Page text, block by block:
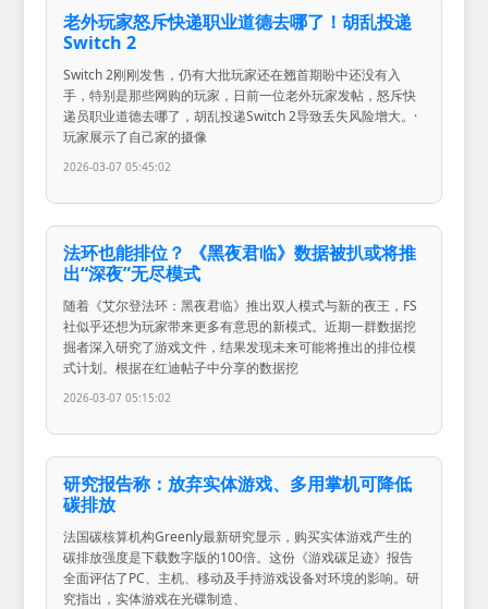
老外玩家怒斥快递职业道德去哪了！胡乱投递
Switch 2
Switch 2刚刚发售，仍有大批玩家还在翘首期盼中还没有入
手，特别是那些网购的玩家，日前一位老外玩家发帖，怒斥快
递员职业道德去哪了，胡乱投递Switch 2导致丢失风险增大。·
玩家展示了自己家的摄像
2026-03-07 05:45:02
法环也能排位？ 《黑夜君临》数据被扒或将推
出“深夜”无尽模式
随着《艾尔登法环：黑夜君临》推出双人模式与新的夜王，FS
社似乎还想为玩家带来更多有意思的新模式。近期一群数据挖
掘者深入研究了游戏文件，结果发现未来可能将推出的排位模
式计划。根据在红迪帖子中分享的数据挖
2026-03-07 05:15:02
研究报告称：放弃实体游戏、多用掌机可降低
碳排放
法国碳核算机构Greenly最新研究显示，购买实体游戏产生的
碳排放强度是下载数字版的100倍。这份《游戏碳足迹》报告
全面评估了PC、主机、移动及手持游戏设备对环境的影响。研
究指出，实体游戏在光碟制造、